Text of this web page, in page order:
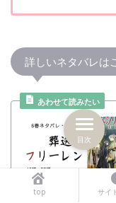
詳しいネタバレは
top サイ
目次